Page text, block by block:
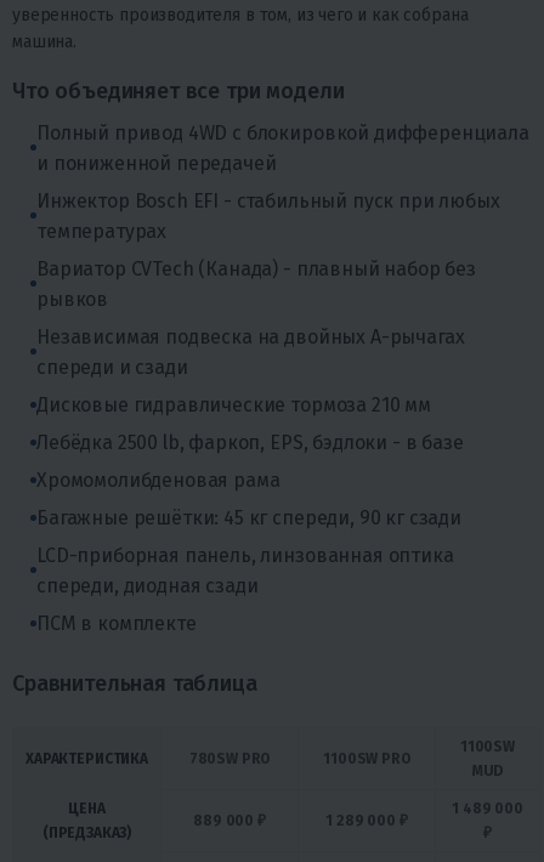
уверенность производителя в том, из чего и как собрана
машина.
Что объединяет все три модели
Полный привод 4WD с блокировкой дифференциала
и пониженной передачей
Инжектор Bosch EFI - стабильный пуск при любых
температурах
Вариатор CVTech (Канада) - плавный набор без
рывков
Независимая подвеска на двойных А-рычагах
спереди и сзади
Дисковые гидравлические тормоза 210 мм
Лебёдка 2500 lb, фаркоп, EPS, бэдлоки - в базе
Хромомолибденовая рама
Багажные решётки: 45 кг спереди, 90 кг сзади
LCD-приборная панель, линзованная оптика
спереди, диодная сзади
ПСМ в комплекте
Сравнительная таблица
ХАРАКТЕРИСТИКА 780SW PRO 1100SW PRO
1100SW
MUD
ЦЕНА
(ПРЕДЗАКАЗ)
889 000 ₽ 1 289 000 ₽
1 489 000
₽